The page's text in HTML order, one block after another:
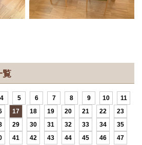
覧
4 5 6 7 8 9 10
11
17 18 19 20 21 22
23
29 30 31 32 33 34
35
41 42 43 44 45 46
47